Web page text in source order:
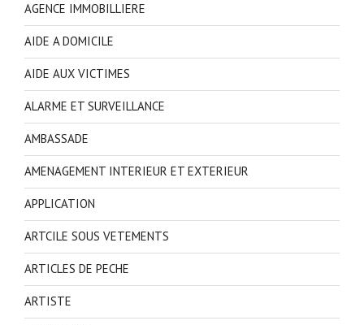
AGENCE IMMOBILLIERE
AIDE A DOMICILE
AIDE AUX VICTIMES
ALARME ET SURVEILLANCE
AMBASSADE
AMENAGEMENT INTERIEUR ET EXTERIEUR
APPLICATION
ARTCILE SOUS VETEMENTS
ARTICLES DE PECHE
ARTISTE